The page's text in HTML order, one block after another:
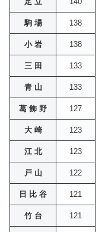
駒 場 138
小 岩 138
三 田 133
青 山 133
葛 飾 野 127
大 崎 123
江 北 123
戸 山 122
日 比 谷 121
竹 台 121